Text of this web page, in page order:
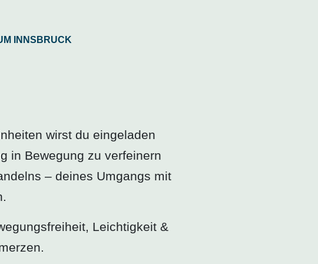
wirst du eingeladen
in Bewegung zu verfeinern
– deines Umgangs mit
Leichtigkeit &